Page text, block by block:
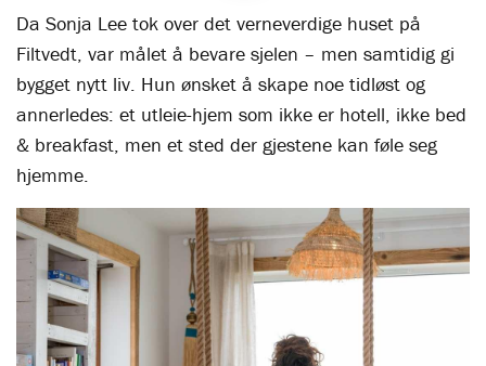
Da Sonja Lee tok over det verneverdige huset på
Filtvedt, var målet å bevare sjelen – men samtidig gi
bygget nytt liv. Hun ønsket å skape noe tidløst og
annerledes: et utleie-hjem som ikke er hotell, ikke bed
& breakfast, men et sted der gjestene kan føle seg
hjemme.